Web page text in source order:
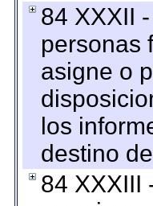
84 XXXII
personas
asigne o
los
destino
84 XXXIII